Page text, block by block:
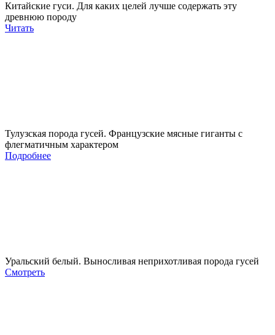
Китайские гуси. Для каких целей лучше содержать эту
древнюю породу
Читать
Тулузская порода гусей. Французские мясные гиганты с
флегматичным характером
Подробнее
Уральский белый. Выносливая неприхотливая порода гусей
Смотреть